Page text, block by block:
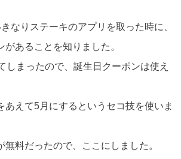
なりステーキのアプリを取った時に、
あることを知りました。
しまったので、誕生日クーポンは使え
あえて5月にするというセコ技を使いま
無料だったので、ここにしました。